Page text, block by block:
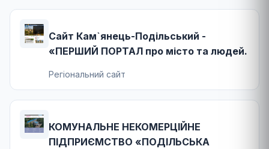
Сайт Кам`янець-Подільський -
«ПЕРШИЙ ПОРТАЛ про місто та людей.
Регіональний сайт
КОМУНАЛЬНЕ НЕКОМЕРЦІЙНЕ
ПІДПРИЄМСТВО «ПОДІЛЬСЬКА